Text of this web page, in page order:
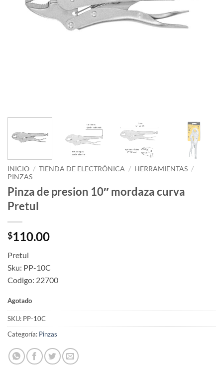
INICIO / TIENDA DE ELECTRÓNICA / HERRAMIENTAS /
PINZAS
Pinza de presion 10″ mordaza curva
Pretul
$110.00
Pretul
Sku: PP-10C
Codigo: 22700
Agotado
SKU: PP-10C
Categoría: Pinzas